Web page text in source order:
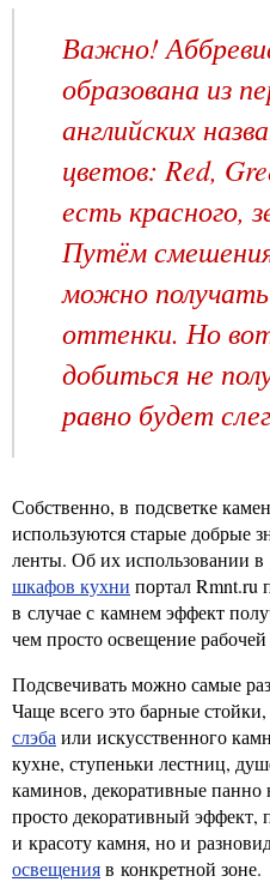
Важно!
образована из
английских
цветов: Red,
есть красного,
Путём
можно
оттенки. Но
добиться не
равно будет
Собственно, в подсветке
используются старые добрые
ленты. Об их использовании в
шкафов кухни портал Rmnt.ru
в случае с камнем эффект
чем просто освещение
Подсвечивать можно самые
Чаще всего это барные
слэба или искусственного
кухне, ступеньки лестниц,
каминов, декоративные
просто декоративный
и красоту камня, но и
освещенияв конкретной зоне.